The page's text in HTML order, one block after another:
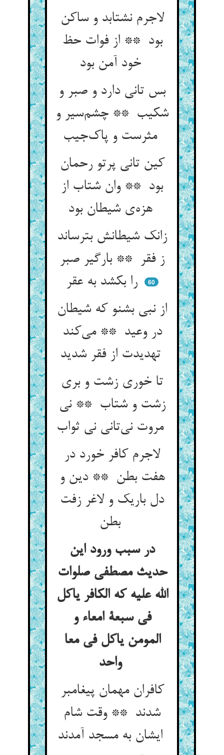
لاجرم نشتابد و ساکن
بود ** از فوات حظ
خود آمن بود
بس تانی دارد و صبر و
شکیب ** چشم‌سیر و
مثرست و پاک‌جیب
کین تانی پرتو رحمان
بود ** وان شتاب از
هزه‌ی شیطان بود
زانک شیطانش بترساند
ز فقر ** بارگیر صبر
را بکشد به عقر
60
از نبی بشنو که شیطان
در وعید ** می‌کند
تهدیدت از فقر شدید
تا خوری زشت و بری
زشت و شتاب ** نی
مروت نی‌تانی نی ثواب
لاجرم کافر خورد در
هفت بطن ** دین و
دل باریک و لاغر زفت
بطن
در سبب ورود این
حدیث مصطفی صلوات
الله علیه که الکافر یاکل
فی سبعة امعاء و
المومن یاکل فی معا
واحد
کافران مهمان پیغامبر
شدند ** وقت شام